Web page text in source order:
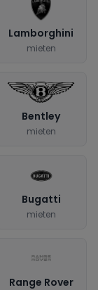
Lamborghini
mieten
Bentley
mieten
Bugatti
mieten
Range Rover